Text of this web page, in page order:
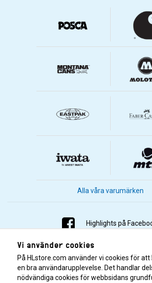
Alla våra varumärken
Highlights på
Highlights på
Highlights på
Vi använder cookies
På HLstore.com använder vi cookies för
en bra användarupplevelse. Det handlar
nödvändiga cookies för webbsidans